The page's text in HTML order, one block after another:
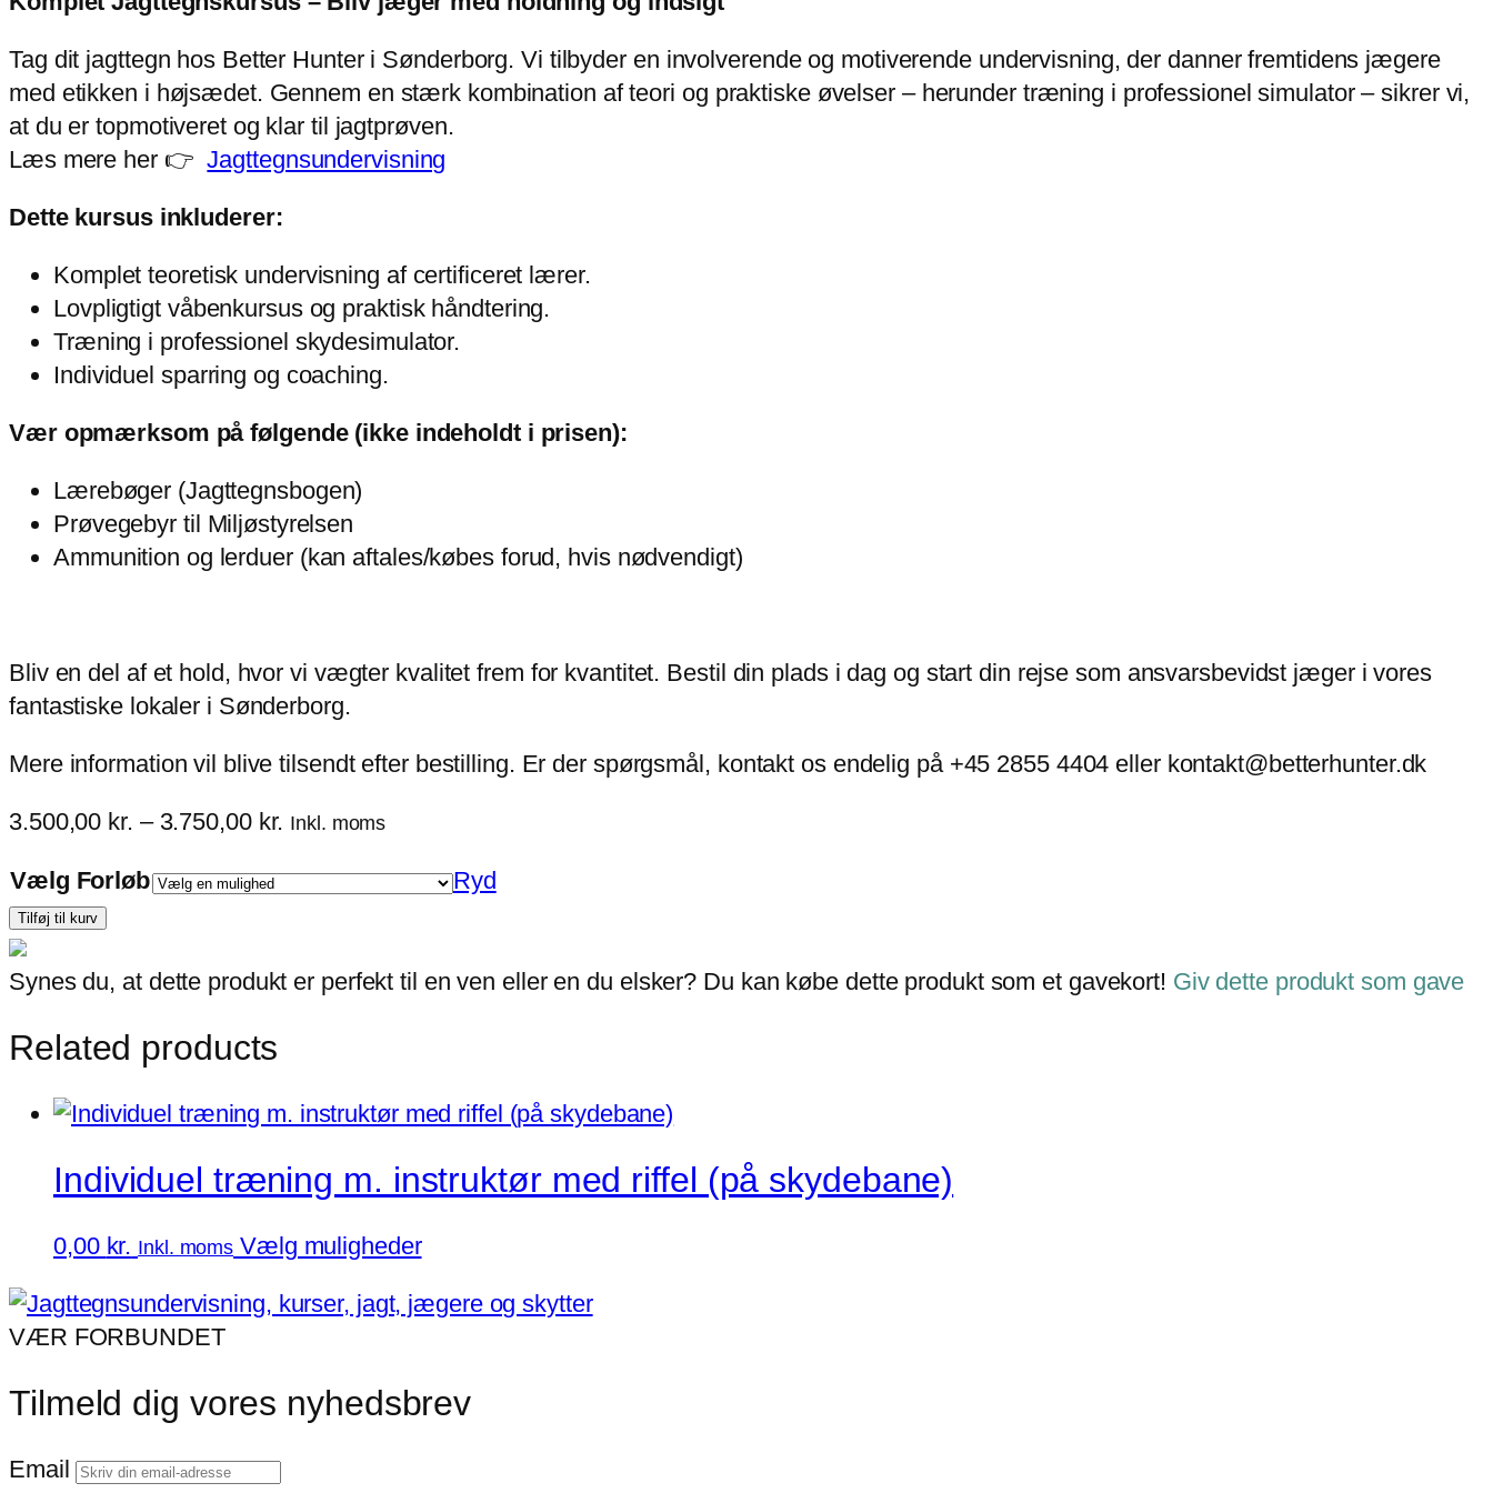
Tag dit jagttegn hos Better Hunter i Sønderborg. Vi tilbyder en involverende og motiverende undervisning, der danner fremtidens jægere
med etikken i højsædet. Gennem en stærk kombination af teori og praktiske øvelser – herunder træning i professionel simulator – sikrer vi,
at du er topmotiveret og klar til jagtprøven.
Læs mere her 👉Jagttegnsundervisning
Dette kursus inkluderer:
Komplet teoretisk undervisning af certificeret lærer.
Lovpligtigt våbenkursus og praktisk håndtering.
Træning i professionel skydesimulator.
Individuel sparring og coaching.
Vær opmærksom på følgende (ikke indeholdt i prisen):
Lærebøger (Jagttegnsbogen)
Prøvegebyr til Miljøstyrelsen
Ammunition og lerduer (kan aftales/købes forud, hvis nødvendigt)
Bliv en del af et hold, hvor vi vægter kvalitet frem for kvantitet. Bestil din plads i dag og start din rejse som ansvarsbevidst jæger i vores
fantastiske lokaler i Sønderborg.
Mere information vil blive tilsendt efter bestilling. Er der spørgsmål, kontakt os endelig på +45 2855 4404 eller kontakt@betterhunter.dk
3.500,00 kr. – 3.750,00 kr. Prisinterval:
til
Inkl. moms
Vælg Forløb
Ryd
Jagttegnsundervisning
antal
Tilføj til kurv
Synes du, at dette produkt er perfekt til en ven eller en du elsker? Du kan købe dette produkt som et gavekort! Giv dette produkt som gave
Related products
Individuel træning m. instruktør med riffel (på skydebane)
0,00 kr. Inkl. moms Vælg mulighederDette
har
Mulighederne
VÆR FORBUNDET
Tilmeld dig vores nyhedsbrev
Email